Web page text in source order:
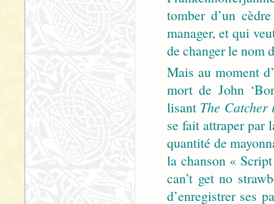
tomber d’un
manager, et qui
de changer le nom
Mais au moment
mort de John
lisant The Catcher
se fait attraper par
quantité de
la chanson «
can’t get no
d’enregistrer ses